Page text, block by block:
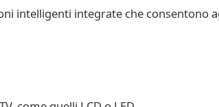
intelligenti integrate che consentono